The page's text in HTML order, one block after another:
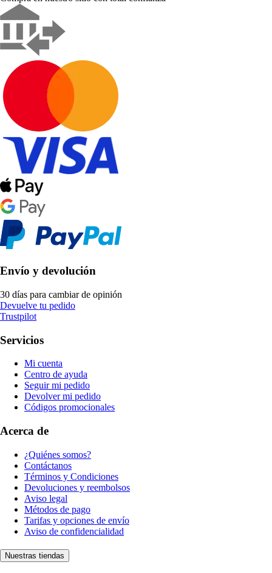
Envío y devolución
30 días para cambiar de opinión
Devuelve tu pedido
Trustpilot
Servicios
Mi cuenta
Centro de ayuda
Seguir mi pedido
Devolver mi pedido
Códigos promocionales
Acerca de
¿Quiénes somos?
Contáctanos
Términos y Condiciones
Devoluciones y reembolsos
Aviso legal
Métodos de pago
Tarifas y opciones de envío
Aviso de confidencialidad
Nuestras tiendas